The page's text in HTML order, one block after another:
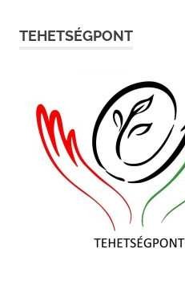
TEHETSÉGPONT